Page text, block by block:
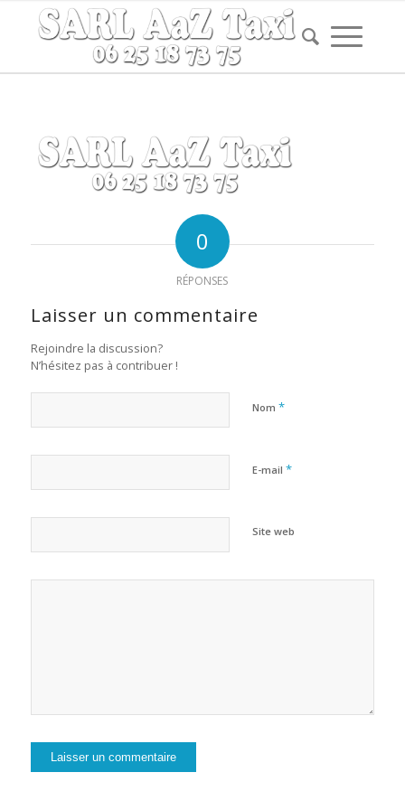
0
RÉPONSES
Laisser un commentaire
Rejoindre la discussion?
N’hésitez pas à contribuer !
Nom *
E-mail *
Site web